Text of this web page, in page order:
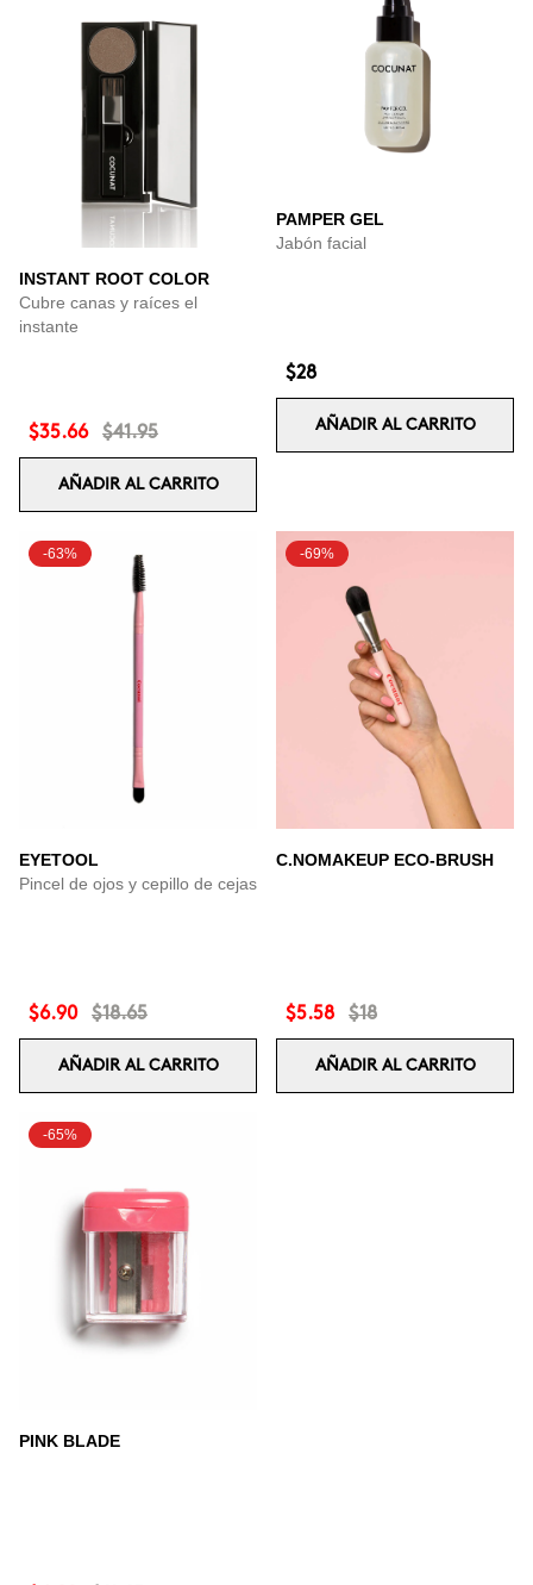
INSTANT ROOT COLOR
Cubre canas y raíces el
instante
$35.66 $41.95
AÑADIR AL CARRITO
PAMPER GEL
Jabón facial
$28
AÑADIR AL CARRITO
-63%
EYETOOL
Pincel de ojos y cepillo de cejas
$6.90 $18.65
AÑADIR AL CARRITO
-69%
C.NOMAKEUP ECO-BRUSH
$5.58 $18
AÑADIR AL CARRITO
-65%
PINK BLADE